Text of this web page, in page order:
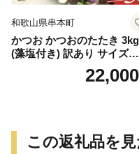
和歌山県串本町
かつお かつおのたたき 3kg
(藻塩付き) 訳あり サイズふ
ろい 焼きが命！ 藁焼き / 鰹
かつお カツオのたたき 鰹
22,000
この返礼品を